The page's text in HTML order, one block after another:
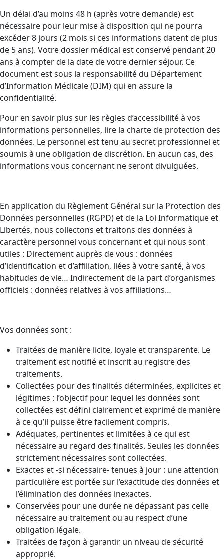
Un délai d’au moins 48 h (après votre demande) est
nécessaire pour leur mise à disposition qui ne pourra
excéder 8 jours (2 mois si ces informations datent de plus
de 5 ans). Votre dossier médical est conservé pendant 20
ans à compter de la date de votre dernier séjour. Ce
document est sous la responsabilité du Département
d’Information Médicale (DIM) qui en assure la
confidentialité.
Pour en savoir plus sur les règles d’accessibilité à vos
informations personnelles, lire la charte de protection des
données. Le personnel est tenu au secret professionnel et
soumis à une obligation de discrétion. En aucun cas, des
informations vous concernant ne seront divulguées.
En application du Règlement Général sur la Protection des
Données personnelles (RGPD) et de la Loi Informatique et
Libertés, nous collectons et traitons des données à
caractère personnel vous concernant et qui nous sont
utiles : Directement auprès de vous : données
d’identification et d’affiliation, liées à votre santé, à vos
habitudes de vie… Indirectement de la part d’organismes
officiels : données relatives à vos affiliations…
Vos données sont :
Traitées de manière licite, loyale et transparente. Le
traitement est notifié et inscrit au registre des
traitements.
Collectées pour des finalités déterminées, explicites et
légitimes : l’objectif pour lequel les données sont
collectées est défini clairement et exprimé de manière
à ce qu’il puisse être facilement compris.
Adéquates, pertinentes et limitées à ce qui est
nécessaire au regard des finalités. Seules les données
strictement nécessaires sont collectées.
Exactes et -si nécessaire- tenues à jour : une attention
particulière est portée sur l’exactitude des données et
l’élimination des données inexactes.
Conservées pour une durée ne dépassant pas celle
nécessaire au traitement ou au respect d’une
obligation légale.
Traitées de façon à garantir un niveau de sécurité
approprié.